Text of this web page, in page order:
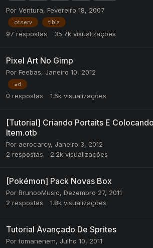
Por Ventura, Fevereiro 18, 2007
otserv tibia
97 respostas 35.7k visualizações
Pixel Art No Gimp
Por Feebas, Janeiro 10, 2012
=d
0 respostas 1.6k visualizações
[Tutorial] Criando Portaits E
Item.otb
Por aerocarcy, Janeiro 3, 2012
2 respostas 2.2k visualizações
[Pokémon] Pack Novas Box
Por BrunooMusic, Dezembro 27, 2011
2 respostas 1.8k visualizações
Tutorial Avançado De Sprites
Portomanenem, Julho 10, 2011